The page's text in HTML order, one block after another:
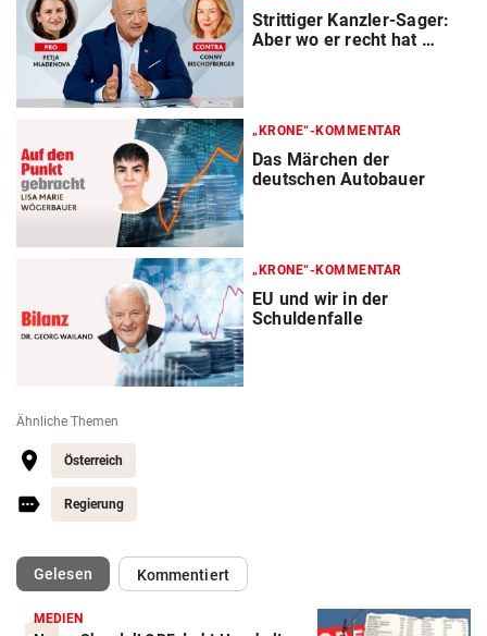
Strittiger Kanzler-Sager:
Aber wo er recht hat …
„KRONE“-KOMMENTAR
Das Märchen der
deutschen Autobauer
„KRONE“-KOMMENTAR
EU und wir in der
Schuldenfalle
Ähnliche Themen
Österreich
Regierung
Gelesen(ausgewählt)Kommentiert
MEDIEN